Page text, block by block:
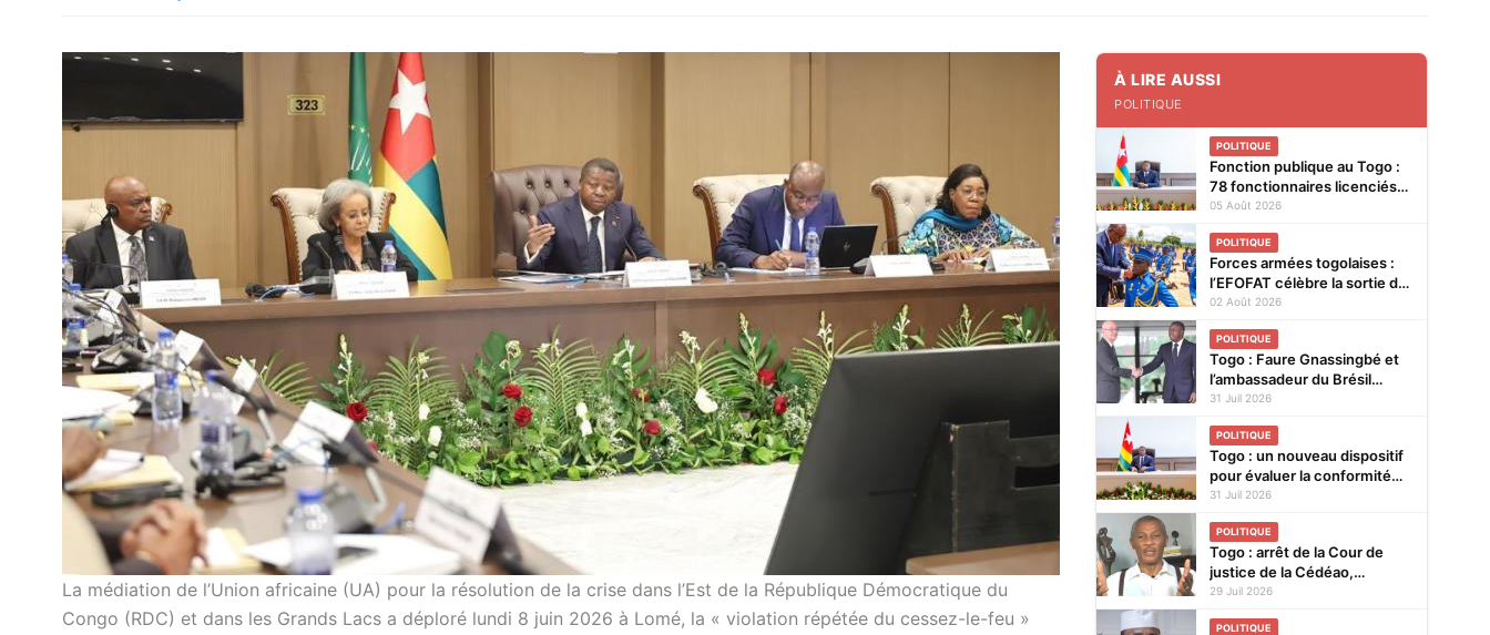
La médiation de l’Union africaine (UA) pour la résolution de la crise dans l’Est de la République Démocratique du
Congo (RDC) et dans les Grands Lacs a déploré lundi 8 juin 2026 à Lomé, la « violation répétée du cessez-le-feu »
À LIRE AUSSI
POLITIQUE
POLITIQUE
Fonction publique au Togo :
78 fonctionnaires licenciés
entre 2025 et 2026
05 Août 2026
POLITIQUE
Forces armées togolaises :
l’EFOFAT célèbre la sortie de
la 29e promotion et le
02 Août 2026
POLITIQUE
Togo : Faure Gnassingbé et
l’ambassadeur du Brésil
explorent de nouvelles pistes
bilatérale
31 Juil 2026
POLITIQUE
Togo : un nouveau dispositif
pour évaluer la conformité
des produits avant leur mise
31 Juil 2026
POLITIQUE
Togo : arrêt de la Cour de
justice de la Cédéao,
l'opposition conteste la
29 Juil 2026
POLITIQUE